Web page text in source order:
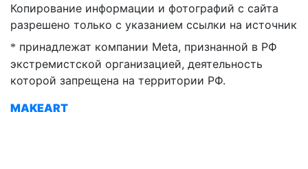
MAKEART
Копирование информации и фотографий с сайта
разрешено только с указанием ссылки на источник
* принадлежат компании Meta, признанной в РФ
экстремистской организацией, деятельность
которой запрещена на территории РФ.